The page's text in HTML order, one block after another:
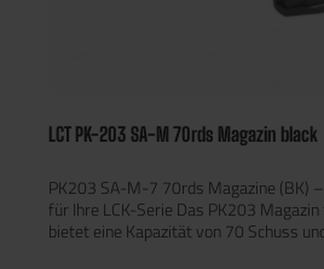
LCT PK-203 SA-M 70rds Magazin black
PK203 SA-M-7 70rds Magazine (BK)
für Ihre LCK-Serie Das PK203
bietet eine Kapazität von 70 Schuss